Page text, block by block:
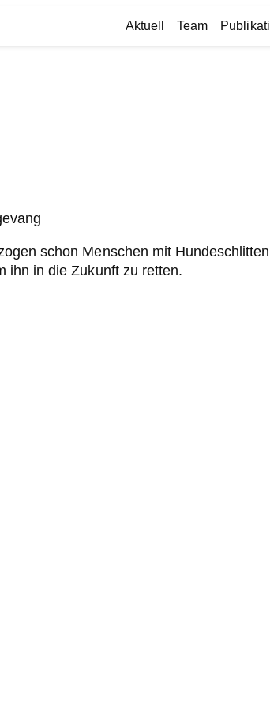
Aktuell Team
schon Menschen mit
ihn in die Zukunft zu retten.